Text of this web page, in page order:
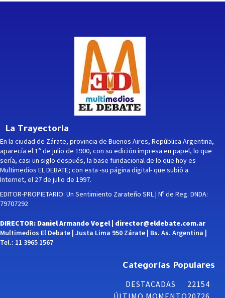
La Trayectoria
En la ciudad de Zárate, provincia de Buenos Aires, República Argentina,
aparecía el 1° de julio de 1900, con su edición impresa en papel, lo que
sería, casi un siglo después, la base fundacional de lo que hoy es
Multimedios EL DEBATE; con esta -su página digital- que subió a
Internet, el 27 de julio de 1997.
EDITOR-PROPIETARIO: Un Sentimiento Zarateño SRL | Nº de Reg. DNDA:
79707292
DIRECTOR: Daniel Armando Vogel | director@eldebate.com.ar
Multimedios El Debate | Justa Lima 950 Zárate | Bs. As. Argentina |
Tel.: 11 3965 1567
Categorías Populares
DESTACADAS
22154
ÚLTIMO MOMENTO20726